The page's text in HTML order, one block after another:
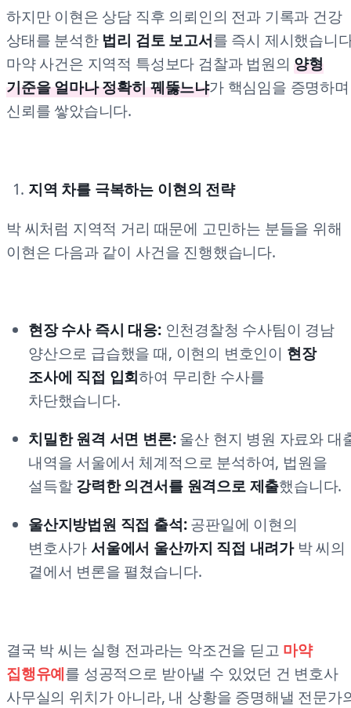
하지만 이현은 상담 직후 의뢰인의 전과 기록과 건강
상태를 분석한 법리 검토 보고서를 즉시 제시했습니
마약 사건은 지역적 특성보다 검찰과 법원의양형
기준을 얼마나 정확히 꿰뚫느냐가 핵심임을 증명하며
신뢰를 쌓았습니다.
지역 차를 극복하는 이현의 전략
박 씨처럼 지역적 거리 때문에 고민하는 분들을 위해
이현은 다음과 같이 사건을 진행했습니다.
현장 수사 즉시 대응:인천경찰청 수사팀이 경남
양산으로 급습했을 때, 이현의 변호인이 현장
조사에 직접 입회하여 무리한 수사를
차단했습니다.
치밀한 원격 서면 변론:울산 현지 병원 자료와 대
내역을 서울에서 체계적으로 분석하여, 법원을
설득할강력한 의견서를 원격으로 제출했습니다.
울산지방법원 직접 출석:공판일에 이현의
변호사가 서울에서 울산까지 직접 내려가박 씨의
곁에서 변론을 펼쳤습니다.
결국 박 씨는 실형 전과라는 악조건을 딛고 마약
집행유예를 성공적으로 받아낼 수 있었던 건 변호사
사무실의 위치가 아니라, 내 상황을 증명해낼 전문가